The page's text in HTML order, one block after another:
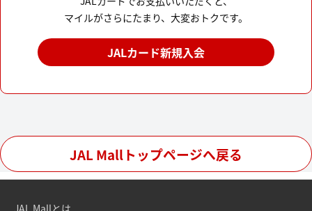
マイルがさらにたまり、大変おトクです。
JALカード新規入会
JAL Mallトップページへ戻る